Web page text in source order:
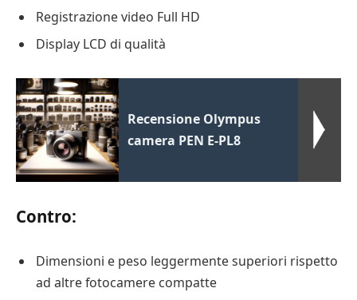
Registrazione video Full HD
Display LCD di qualità
Recensione Olympus
camera PEN E-PL8
Contro:
Dimensioni e peso leggermente superiori rispetto
ad altre fotocamere compatte